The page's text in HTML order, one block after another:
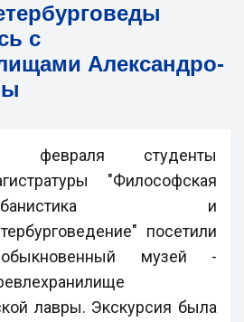
с
Александро-
февраля студенты
"Философская
и
посетили
музей -
лавры. Экскурсия была